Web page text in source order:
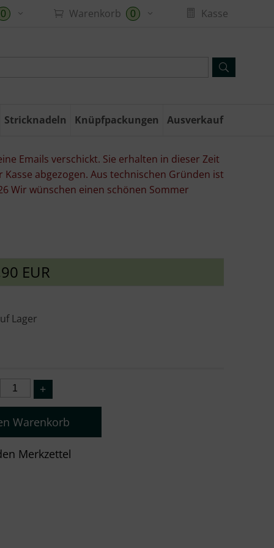
0 Warenkorb 0 Kasse
Stricknadeln Knüpfpackungen Ausverkauf
Emails verschickt. Sie erhalten in dieser Zeit
abgezogen. Aus technischen Gründen ist
Wir wünschen einen schönen Sommer
EUR
Lager
Warenkorb